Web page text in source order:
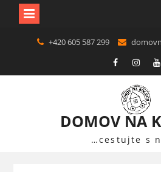
+420 605 587 299
F in Y
DOMOV NA
…cestujte s